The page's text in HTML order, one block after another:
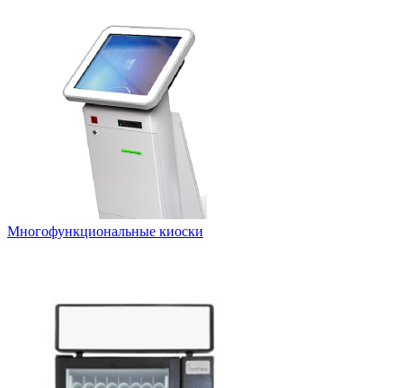
Многофункциональные киоски